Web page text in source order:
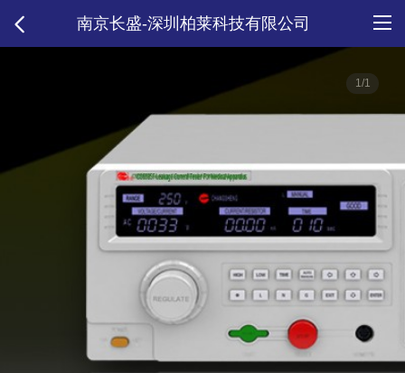
南京长盛-深圳柏莱科技有限公司
1/1